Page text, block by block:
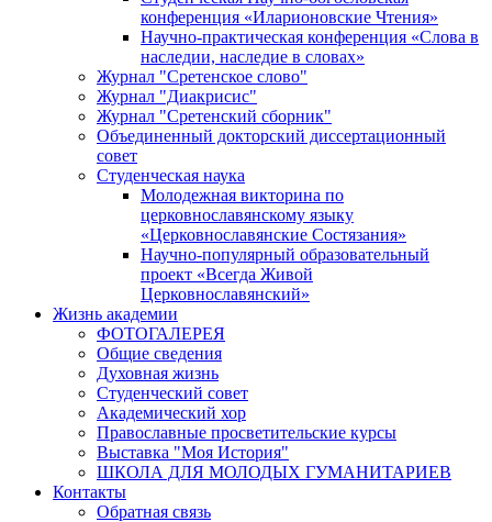
конференция «Иларионовские Чтения»
Научно-практическая конференция «Cлова в
наследии, наследие в словах»
Журнал "Сретенское слово"
Журнал "Диакрисис"
Журнал "Сретенский сборник"
Объединенный докторский диссертационный
совет
Студенческая наука
Молодежная викторина по
церковнославянскому языку
«Церковнославянские Состязания»
Научно-популярный образовательный
проект «Всегда Живой
Церковнославянский»
Жизнь академии
ФОТОГАЛЕРЕЯ
Общие сведения
Духовная жизнь
Студенческий совет
Академический хор
Православные просветительские курсы
Выставка "Моя История"
ШКОЛА ДЛЯ МОЛОДЫХ ГУМАНИТАРИЕВ
Контакты
Обратная связь